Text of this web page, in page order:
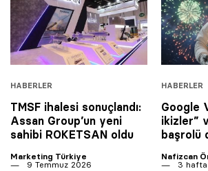
HABERLER
TMSF ihalesi sonuçlandı:
Assan Group’un yeni
sahibi ROKETSAN oldu
Marketing Türkiye
9 Temmuz 2026
HABERLER
Google
ikizler”
başrolü
Nafizcan
3